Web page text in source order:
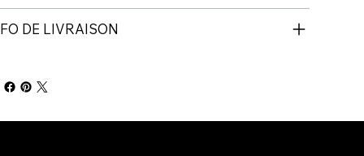
DE LIVRAISON